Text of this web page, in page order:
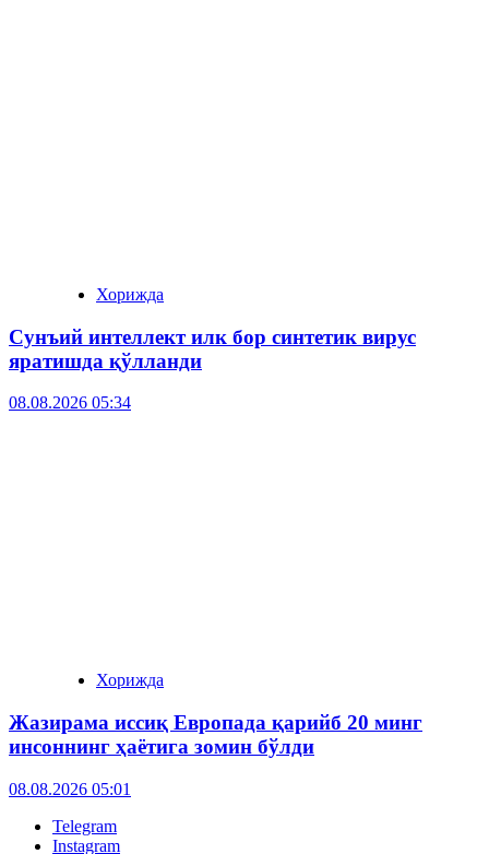
Хорижда
Сунъий интеллект илк бор синтетик вирус
яратишда қўлланди
08.08.2026 05:34
Хорижда
Жазирама иссиқ Европада қарийб 20 минг
инсоннинг ҳаётига зомин бўлди
08.08.2026 05:01
Telegram
Instagram